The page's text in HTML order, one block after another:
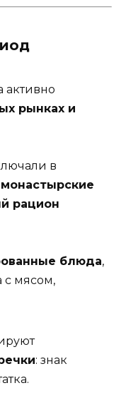
активно
рынках и
в
рацион
блюда,
с мясом,
: знак